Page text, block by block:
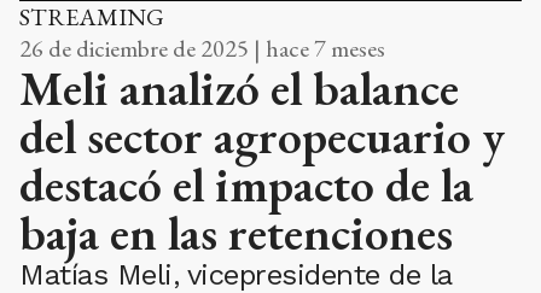
STREAMING
26 de diciembre de 2025 | hace 7 meses
Meli analizó el balance
del sector agropecuario y
destacó el impacto de la
baja en las retenciones
Matías Meli, vicepresidente de la